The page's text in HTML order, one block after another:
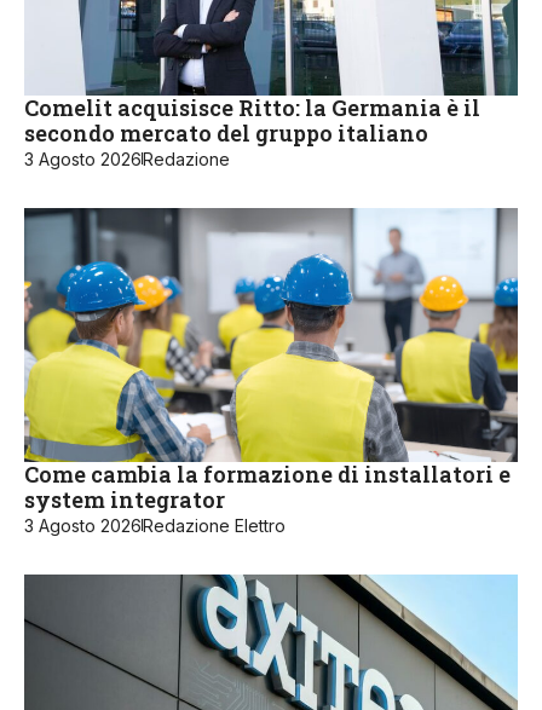
Comelit acquisisce Ritto: la Germania è il
secondo mercato del gruppo italiano
3 Agosto 2026Redazione
Come cambia la formazione di installatori e
system integrator
3 Agosto 2026Redazione Elettro